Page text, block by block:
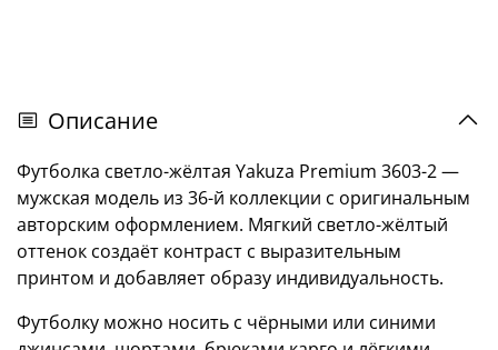
Описание
Футболка светло-жёлтая Yakuza Premium 3603-2 —
мужская модель из 36-й коллекции с оригинальным
авторским оформлением. Мягкий светло-жёлтый
оттенок создаёт контраст с выразительным
принтом и добавляет образу индивидуальность.
Футболку можно носить с чёрными или синими